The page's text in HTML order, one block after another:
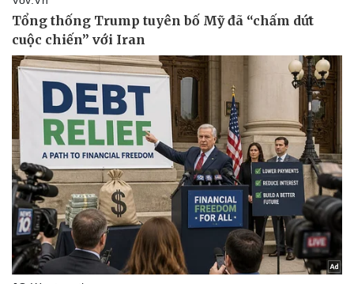
Nam khoa
Làm đẹp - giảm cân
Phòng mạch online
Ăn sạch sống khỏe